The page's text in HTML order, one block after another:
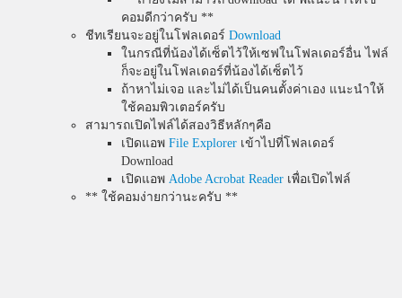
คอมดีกว่าครับ **
ชีทเรียนจะอยู่ในโฟลเดอร์ Download
ในกรณีที่น้องได้เซ็ตไว้ให้เซฟในโฟลเดอร์อื่น ไฟล์
ก็จะอยู่ในโฟลเดอร์ที่น้องได้เซ็ตไว้
ถ้าหาไม่เจอ และไม่ได้เป็นคนตั้งค่าเอง แนะนำให้
ใช้คอมพิวเตอร์ครับ
สามารถเปิดไฟล์ได้สองวิธีหลักๆคือ
เปิดแอพ File Explorer เข้าไปที่โฟลเดอร์
Download
เปิดแอพ Adobe Acrobat Reader เพื่อเปิดไฟล์
** ใช้คอมง่ายกว่านะครับ **